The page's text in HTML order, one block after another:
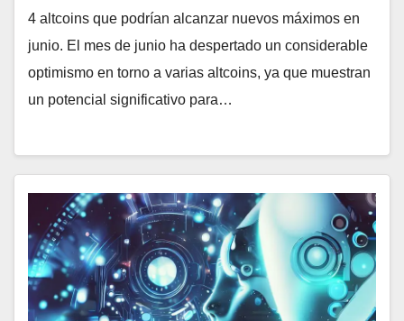
4 altcoins que podrían alcanzar nuevos máximos en
junio. El mes de junio ha despertado un considerable
optimismo en torno a varias altcoins, ya que muestran
un potencial significativo para…